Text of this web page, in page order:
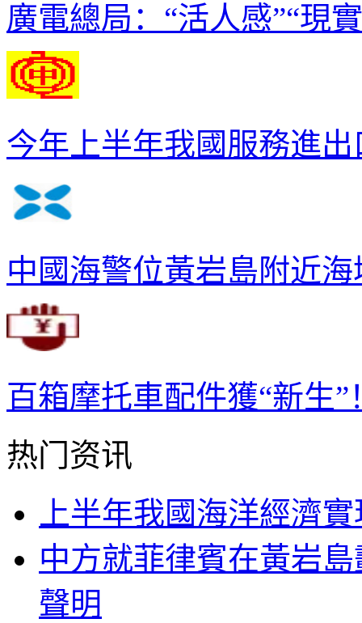
廣電總局：“活人感”“現
今年上半年我國服務進
中國海警位黃岩島附近
百箱摩托車配件獲“新生”
热门资讯
上半年我國海洋經濟
中方就菲律賓在黃岩
聲明